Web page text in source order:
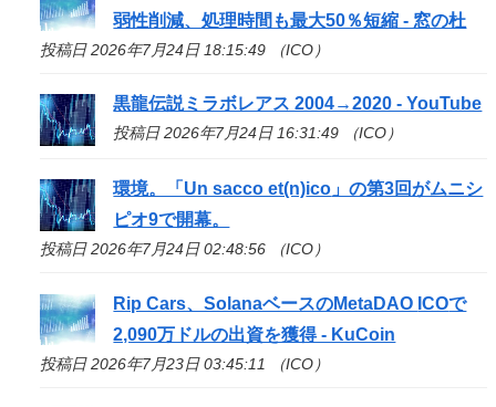
弱性削減、処理時間も最大50％短縮 - 窓の杜
投稿日 2026年7月24日 18:15:49 （ICO）
黒龍伝説ミラボレアス 2004→2020 - YouTube
投稿日 2026年7月24日 16:31:49 （ICO）
環境。「Un sacco et(n)ico 」の第3回がムニシ
ピオ9で開幕。
投稿日 2026年7月24日 02:48:56 （ICO）
Rip Cars、SolanaベースのMetaDAO ICOで
2,090万ドルの出資を獲得 - KuCoin
投稿日 2026年7月23日 03:45:11 （ICO）